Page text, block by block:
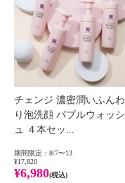
チェンジ 濃密潤いふんわ
り泡洗顔 バブルウォッシ
ュ ４本セッ...
期間限定：8/7〜13
¥17,820
¥6,980(税込)